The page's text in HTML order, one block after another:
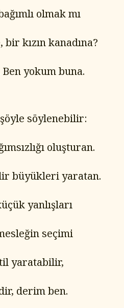
olmak mı
kızın kanadına?
yokum buna.
söylenebilir:
oluşturan.
büyükleri yaratan.
yanlışları
seçimi
yaratabilir,
derim ben.